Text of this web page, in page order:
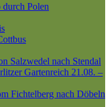
Polen
Salzwedel nach Stendal
Gartenreich 21.08. –
Fichtelberg nach Döbeln